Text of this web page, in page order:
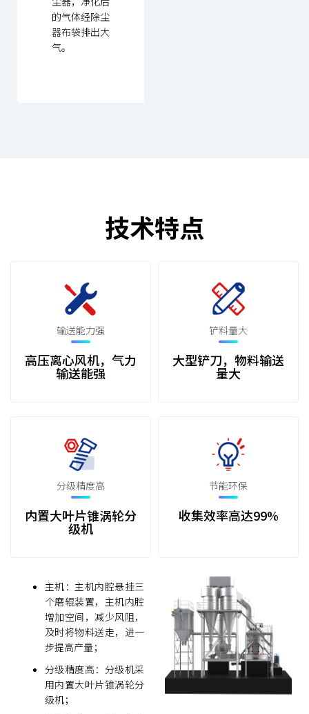
的气体经除尘
器布袋排出大
气。
技术特点
输送能力强
高压离心风机，气力
输送能强
铲料量大
大型铲刀，物料输送
量大
分级精度高
内置大叶片锥涡轮分
级机
节能环保
收集效率高达99%
主机：主机内腔悬挂三
个磨辊装置，主机内腔
增加空间，减少风阻，
及时将物料送走，进一
步提高产量；
分级精度高：分级机采
用内置大叶片锥涡轮分
级机；